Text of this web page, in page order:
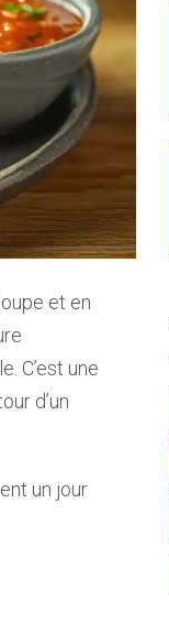
et en
C’est une
d’un
un jour